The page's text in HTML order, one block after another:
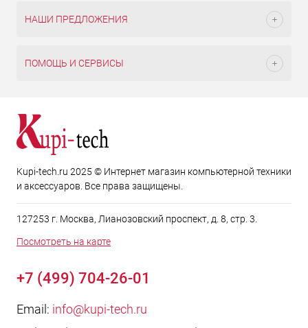
НАШИ ПРЕДЛОЖЕНИЯ
ПОМОЩЬ И СЕРВИСЫ
Kupi-tech.ru 2025 © Интернет магазин компьютерной техники
и аксессуаров. Все права защищены.
127253 г. Москва, Лианозовский проспект, д. 8, стр. 3.
Посмотреть на карте
+7 (499) 704-26-01
Email: info@kupi-tech.ru